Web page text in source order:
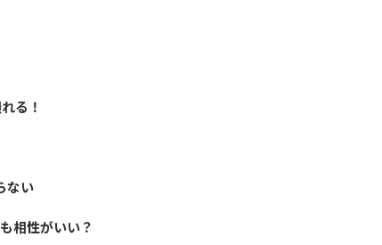
る！
ない
相性がいい？